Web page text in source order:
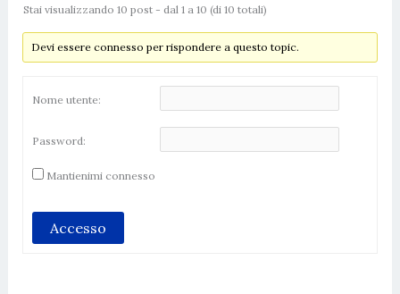
Stai visualizzando 10 post - dal 1 a 10 (di 10 totali)
Devi essere connesso per rispondere a questo topic.
Nome utente:
Password:
Mantienimi connesso
Accesso